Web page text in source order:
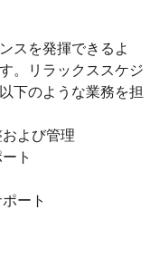
スを発揮できるよ
。リラックススケジ
下のような業務を担
よび管理
ト
ート